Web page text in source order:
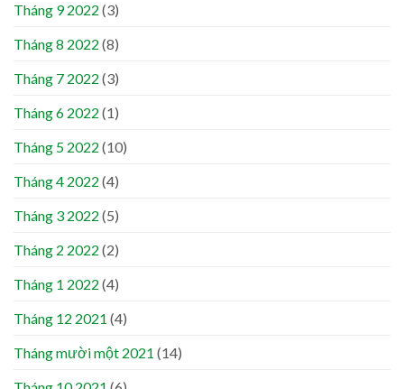
Tháng 9 2022 (3)
Tháng 8 2022 (8)
Tháng 7 2022 (3)
Tháng 6 2022 (1)
Tháng 5 2022 (10)
Tháng 4 2022 (4)
Tháng 3 2022 (5)
Tháng 2 2022 (2)
Tháng 1 2022 (4)
Tháng 12 2021 (4)
Tháng mười một 2021 (14)